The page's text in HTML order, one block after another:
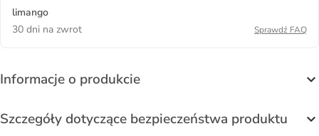
limango
30 dni na zwrot
Sprawdź FAQ
Informacje o produkcie
Szczegóły dotyczące bezpieczeństwa produktu